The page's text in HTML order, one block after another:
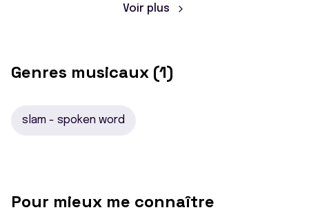
Voir plus
Genres musicaux (1)
slam - spoken word
Pour mieux me connaître